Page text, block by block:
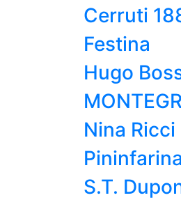
Cerruti
Festina
Hugo
Nina Ricci
Pininfarina
S.T.